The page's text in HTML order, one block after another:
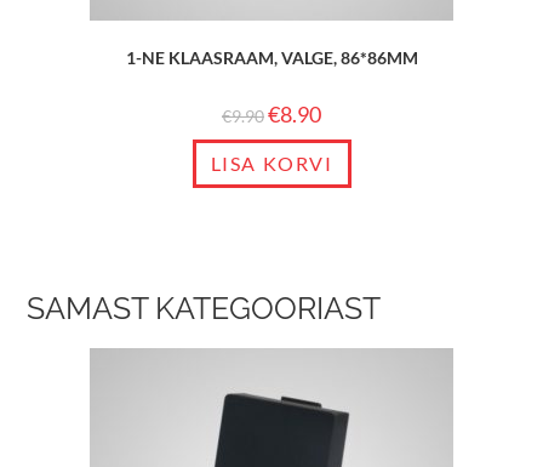
1-NE KLAASRAAM, VALGE, 86*86MM
€9.90€8.90
LISA KORVI
SAMAST KATEGOORIAST